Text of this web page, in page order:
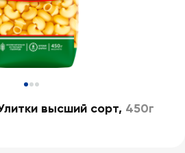
высший сорт, 450г